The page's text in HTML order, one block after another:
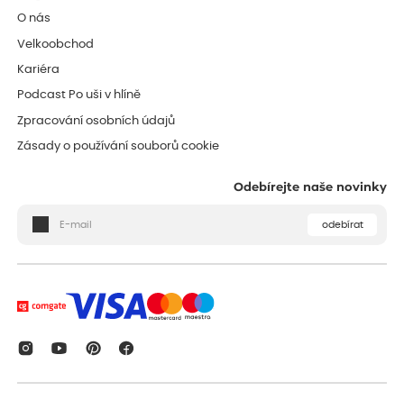
O nás
Velkoobchod
Kariéra
Podcast Po uši v hlíně
Zpracování osobních údajů
Zásady o používání souborů cookie
Odebírejte naše novinky
odebírat